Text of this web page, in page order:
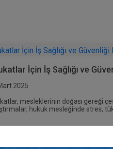
İçin İş Sağlığı ve
2025
mesleklerinin doğası gereği
hukuk mesleğinde stres,